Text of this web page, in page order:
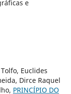
e
Euclides
Dirce Raquel
PRINCÍPIO DO